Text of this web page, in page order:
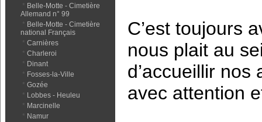
* Belle-Motte - Cimetière
Allemand n° 99
* Belle-Motte - Cimetière
national Français
* Carnières
* Charleroi
* Dinant
* Fosses-la-Ville
* Gozée
* Lobbes - Heuleu
* Marcinelle
* Namur
C’est toujours
nous plait au
d’accueillir nos
avec attention